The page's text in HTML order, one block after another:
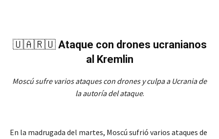
🇺🇦🇷🇺 Ataque con drones ucranianos
al Kremlin
Moscú sufre varios ataques con drones y culpa a Ucrania de
la autoría del ataque.
En la madrugada del martes, Moscú sufrió varios ataques de